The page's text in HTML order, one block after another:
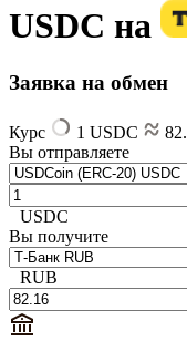
USDC на
Заявка на обмен
Курс 1 USDC
Вы отправляете
USDC
Вы получите
RUB